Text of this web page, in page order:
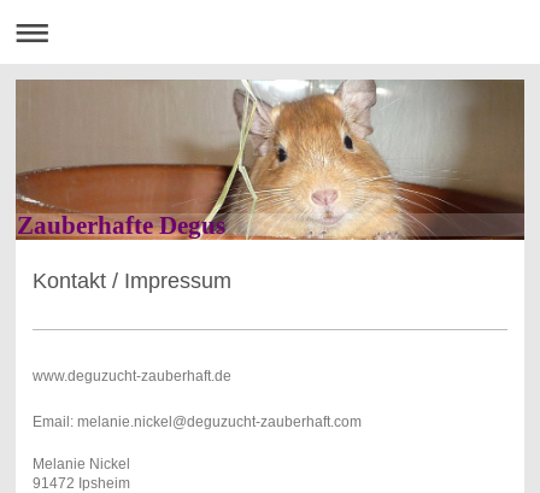
Zauberhafte Degus
Kontakt / Impressum
www.deguzucht-zauberhaft.de
Email: melanie.nickel@deguzucht-zauberhaft.com
Melanie Nickel
91472 Ipsheim